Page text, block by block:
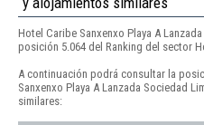
Hotel Caribe Sanxenxo Playa A
posición 5.064 del Ranking del sector
A continuación podrá consultar la
Sanxenxo Playa A Lanzada Sociedad
similares: